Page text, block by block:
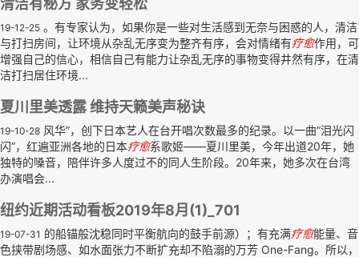
清洁有秘方 家务变轻松
19-12-25 。有专家认为，如果你是一些对生活感到无奈与困惑的人，清洁
与打扫房间，让环境从杂乱无序变为整齐有序，会对情绪有疗愈作用，可
增强自己的信心，相信自己有能力让杂乱无序的事物变得井然有序，在清
洁打扫居住环境...
夏川里美透露 维持天籁美声秘诀
19-10-28 风华”，创下日本艺人在台开唱次数最多的纪录。以一曲“泪光闪
闪”，红遍亚洲各地的日本疗愈系歌姬——夏川里美，今年出道20年，她
独特的嗓音，陪伴许多人度过不的同人生阶段。20年来，她多次在台湾
办演唱会...
纽约近期活动看板2019年8月(1)_701
19-07-31 的船锚般沈稳同时平衡航向的鼓手前源）；有充满疗愈能量、音
色挟带剧场感、如水面张力不断扩充却不陷溺的万芳 One-Fang。所以，